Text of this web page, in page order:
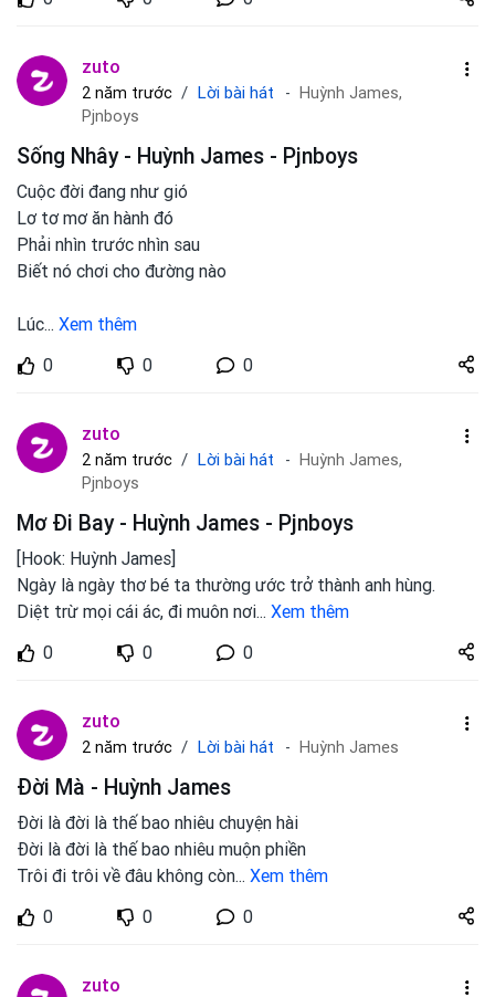
zuto.vn
zuto
2 năm trước Lời bài hát
Huỳnh James,
Pjnboys
Sống Nhây - Huỳnh James - Pjnboys
Cuộc đời đang như gió
Lơ tơ mơ ăn hành đó
Phải nhìn trước nhìn sau
Biết nó chơi cho đường nào
Lúc... Xem thêm
0
0 0
Share
zuto.vn
zuto
2 năm trước Lời bài hát
Huỳnh James,
Pjnboys
Mơ Đi Bay - Huỳnh James - Pjnboys
[Hook: Huỳnh James]
Ngày là ngày thơ bé ta thường ước trở thành anh hùng.
Diệt trừ mọi cái ác, đi muôn nơi... Xem thêm
0
0 0
Share
zuto.vn
zuto
2 năm trước Lời bài hát Huỳnh James
Đời Mà - Huỳnh James
Đời là đời là thế bao nhiêu chuyện hài
Đời là đời là thế bao nhiêu muộn phiền
Trôi đi trôi về đâu không còn... Xem thêm
0
0 0
Share
zuto.vn
zuto